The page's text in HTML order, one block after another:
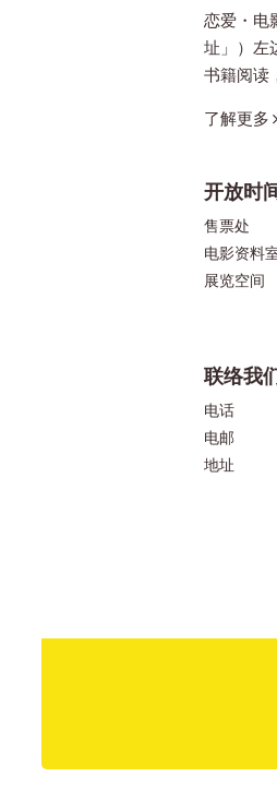
恋爱・电
址」）左
书籍阅读
了解更多
开放时
售票处
电影资料
展览空间
联络我
电话
电邮
地址